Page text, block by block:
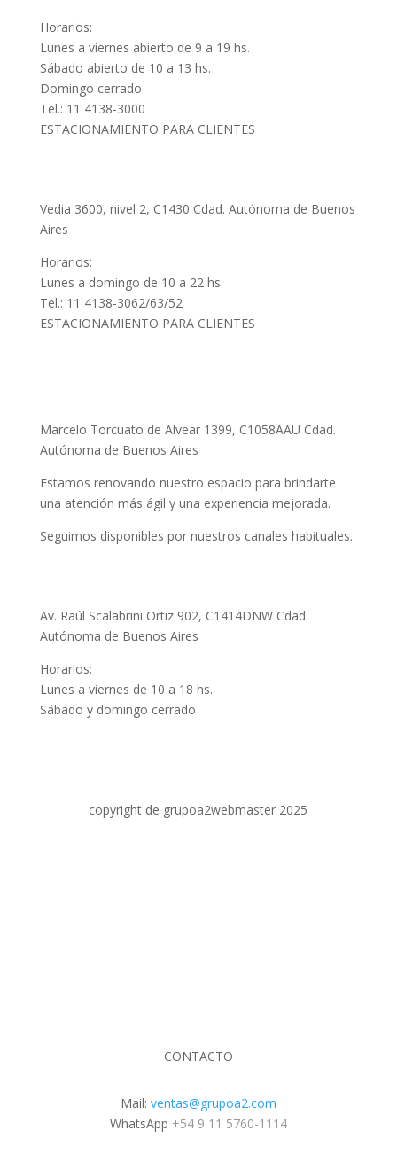
Horarios:
Lunes a viernes abierto de 9 a 19 hs.
Sábado abierto de 10 a 13 hs.
Domingo cerrado
Tel.: 11 4138-3000
ESTACIONAMIENTO PARA CLIENTES
Vedia 3600, nivel 2, C1430 Cdad. Autónoma de Buenos
Aires
Horarios:
Lunes a domingo de 10 a 22 hs.
Tel.: 11 4138-3062/63/52
ESTACIONAMIENTO PARA CLIENTES
Marcelo Torcuato de Alvear 1399, C1058AAU Cdad.
Autónoma de Buenos Aires
Estamos renovando nuestro espacio para brindarte
una atención más ágil y una experiencia mejorada.
Seguimos disponibles por nuestros canales habituales.
Av. Raúl Scalabrini Ortiz 902, C1414DNW Cdad.
Autónoma de Buenos Aires
Horarios:
Lunes a viernes de 10 a 18 hs.
Sábado y domingo cerrado
copyright de grupoa2webmaster 2025
CONTACTO
Mail: ventas@grupoa2.com
WhatsApp +54 9 11 5760-1114